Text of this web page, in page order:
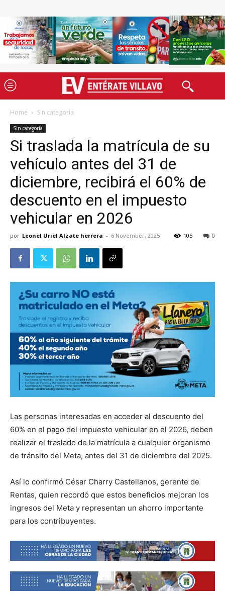
Home Sin categoría
Sin categoría
Si traslada la matrícula de su
vehículo antes del 31 de
diciembre, recibirá el 60% de
descuento en el impuesto
vehicular en 2026
por Leonel Uriel Alzate herrera - 6 November, 2025 0
105
Las personas interesadas en acceder al descuento del
60% en el pago del impuesto vehicular en el 2026, deben
realizar el traslado de la matrícula a cualquier organismo
de tránsito del Meta, antes del 31 de diciembre del 2025.
Así lo confirmó César Charry Castellanos, gerente de
Rentas, quien recordó que estos beneficios mejoran los
ingresos del Meta y representan un ahorro importante
para los contribuyentes.